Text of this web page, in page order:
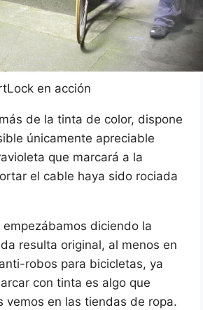
en acción
de la tinta de color, dispone
únicamente apreciable
que marcará a la
el cable haya sido rociada
diciendo la
resulta original, al menos en
robos para bicicletas, ya
con tinta es algo que
vemos en las tiendas de ropa.